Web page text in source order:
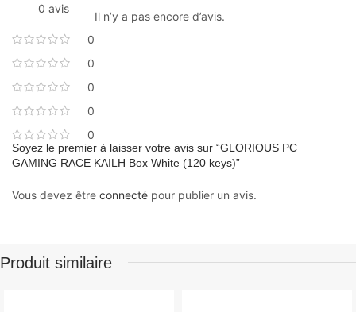
0 avis
0
0
0
0
0
Il n’y a pas encore d’avis.
Soyez le premier à laisser votre avis sur “GLORIOUS PC
GAMING RACE KAILH Box White (120 keys)”
Vous devez être connecté pour publier un avis.
Produit similaire